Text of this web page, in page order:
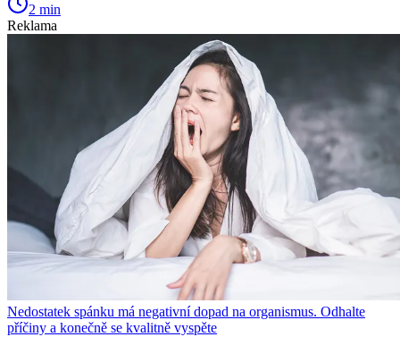
2 min
Reklama
Nedostatek spánku má negativní dopad na organismus. Odhalte
příčiny a konečně se kvalitně vyspěte